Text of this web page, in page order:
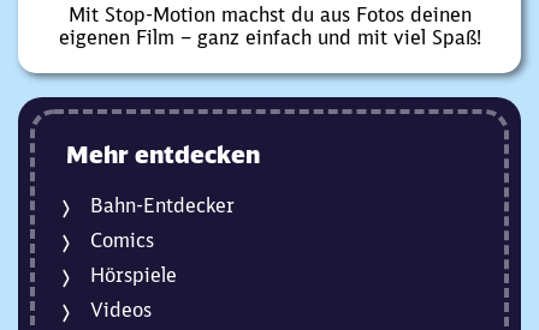
Mit Stop-Motion machst du aus Fotos deinen
eigenen Film – ganz einfach und mit viel Spaß!
Mehr entdecken
Bahn-Entdecker
Comics
Hörspiele
Videos